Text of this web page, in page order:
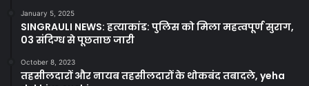
January 5, 2025
SINGRAULI NEWS: हत्याकांड: पुलिस को मिला महत्वपूर्ण सुराग,
03 संदिग्ध से पूछताछ जारी
October 8, 2023
तहसीलदारों और नायब तहसीलदारों के थोकबंद तबादले, yeha